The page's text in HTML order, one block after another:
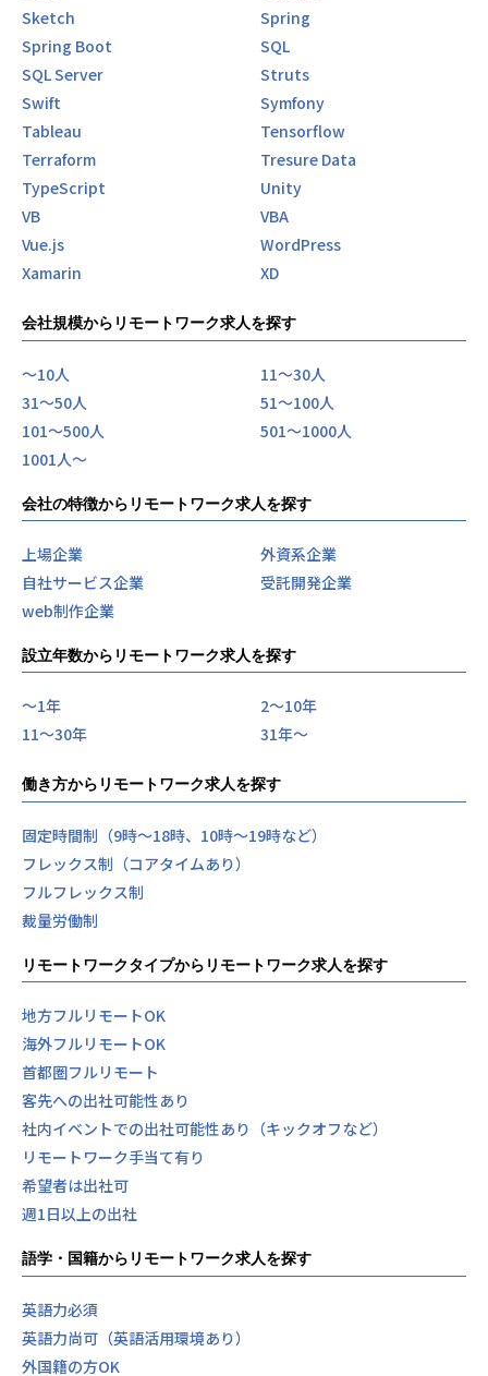
Sketch
Spring
Spring Boot
SQL
SQL Server
Struts
Swift
Symfony
Tableau
Tensorflow
Terraform
Tresure Data
TypeScript
Unity
VB
VBA
Vue.js
WordPress
Xamarin
XD
会社規模からリモートワーク求人を探す
〜10人
11〜30人
31〜50人
51〜100人
101〜500人
501〜1000人
1001人〜
会社の特徴からリモートワーク求人を探す
上場企業
外資系企業
自社サービス企業
受託開発企業
web制作企業
設立年数からリモートワーク求人を探す
〜1年
2〜10年
11〜30年
31年〜
働き方からリモートワーク求人を探す
固定時間制（9時～18時、10時～19時など）
フレックス制（コアタイムあり）
フルフレックス制
裁量労働制
リモートワークタイプからリモートワーク求人を探す
地方フルリモートOK
海外フルリモートOK
首都圏フルリモート
客先への出社可能性あり
社内イベントでの出社可能性あり（キックオフなど）
リモートワーク手当て有り
希望者は出社可
週1日以上の出社
語学・国籍からリモートワーク求人を探す
英語力必須
英語力尚可（英語活用環境あり）
外国籍の方OK